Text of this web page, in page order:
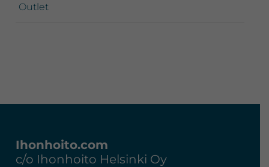
Outlet
Ihonhoito.com
c/o Ihonhoito Helsinki Oy